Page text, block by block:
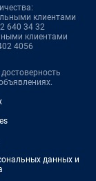
клиентами
640 34 32
клиентами
4056
данных и